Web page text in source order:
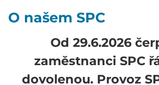
O našem SPC
Od 29.6.2026
zaměstnanci SPC
dovolenou. Provoz